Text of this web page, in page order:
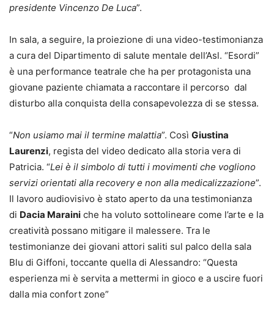
presidente Vincenzo De Luca”.
In sala, a seguire, la proiezione di una video-testimonianza
a cura del Dipartimento di salute mentale dell’Asl. “Esordi”
è una performance teatrale che ha per protagonista una
giovane paziente chiamata a raccontare il percorso dal
disturbo alla conquista della consapevolezza di se stessa.
“Non usiamo mai il termine malattia”. Così Giustina
Laurenzi, regista del video dedicato alla storia vera di
Patricia. “Lei è il simbolo di tutti i movimenti che vogliono
servizi orientati alla recovery e non alla medicalizzazione”.
Il lavoro audiovisivo è stato aperto da una testimonianza
di Dacia Maraini che ha voluto sottolineare come l’arte e la
creatività possano mitigare il malessere. Tra le
testimonianze dei giovani attori saliti sul palco della sala
Blu di Giffoni, toccante quella di Alessandro: “Questa
esperienza mi è servita a mettermi in gioco e a uscire fuori
dalla mia confort zone”